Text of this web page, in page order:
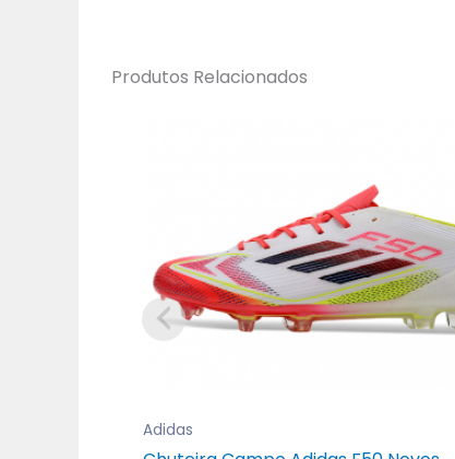
Produtos Relacionados
Adidas